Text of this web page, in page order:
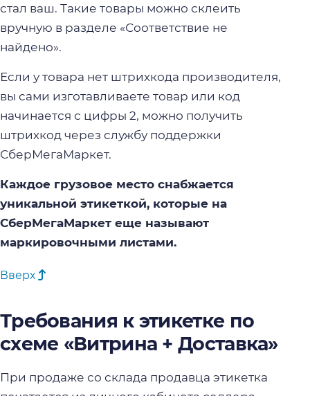
стал ваш. Такие товары можно склеить
вручную в разделе «Соответствие не
найдено».
Если у товара нет штрихкода производителя,
вы сами изготавливаете товар или код
начинается с цифры 2, можно получить
штрихкод через службу поддержки
СберМегаМаркет.
Каждое грузовое место снабжается
уникальной этикеткой, которые на
СберМегаМаркет еще называют
маркировочными листами.
Вверх
Требования к этикетке по
схеме «Витрина + Доставка»
При продаже со склада продавца этикетка